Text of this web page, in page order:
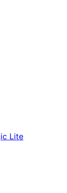
Lite